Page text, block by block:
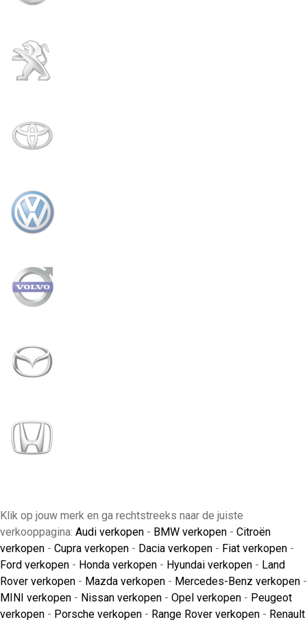
Klik op jouw merk en ga rechtstreeks naar de juiste
verkooppagina: Audi verkopen - BMW verkopen - Citroën
verkopen - Cupra verkopen - Dacia verkopen - Fiat verkopen -
Ford verkopen - Honda verkopen - Hyundai verkopen - Land
Rover verkopen - Mazda verkopen - Mercedes-Benz verkopen -
MINI verkopen - Nissan verkopen - Opel verkopen - Peugeot
verkopen - Porsche verkopen - Range Rover verkopen - Renault